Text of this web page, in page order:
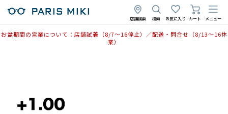
店舗検索 検索 お気に入り カート メニュー
お盆期間の営業について：店舗試着（8/7〜16停止）／配送・問合せ（8/13〜16休
業）